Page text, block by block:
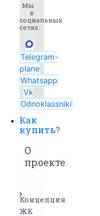
Мы
в
социальных
сетях:
Telegram-
plane
Whatsapp
Vk
Odnoklassniki
Как
купить?
О
проекте
Концепция
ЖК